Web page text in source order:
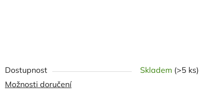
Dostupnost Skladem (>5 ks)
Možnosti doručení